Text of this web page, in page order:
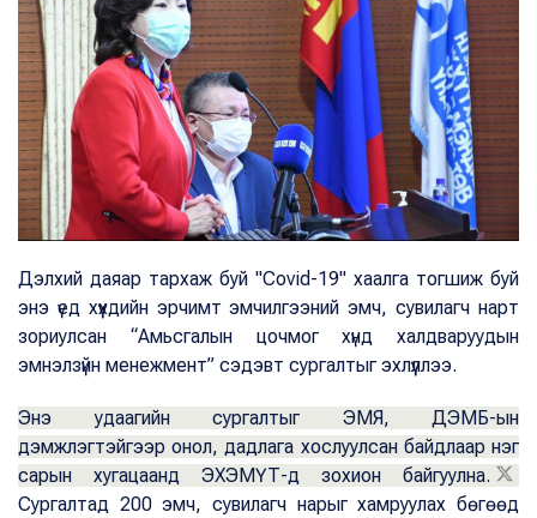
Дэлхий даяар тархаж буй "Сovid-19" хаалга тогшиж буй
энэ үед хүүхдийн эрчимт эмчилгээний эмч, сувилагч нарт
зориулсан “Амьсгалын цочмог хүнд халдваруудын
эмнэлзүйн менежмент” сэдэвт сургалтыг эхлүүллээ.
Энэ удаагийн сургалтыг ЭМЯ, ДЭМБ-ын
дэмжлэгтэйгээр онол, дадлага хослуулсан байдлаар нэг
сарын хугацаанд ЭХЭМҮТ-д зохион байгуулна.
Сургалтад 200 эмч, сувилагч нарыг хамруулах бөгөөд